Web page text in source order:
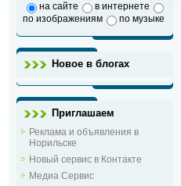
на сайте
в интернете
по изображениям
по музыке
Новое в блогах
Приглашаем
Реклама и объявления в
Норильске
Новый сервис в Контакте
Медиа Сервис